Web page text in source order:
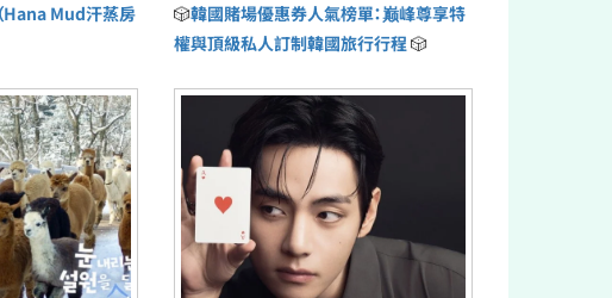
Hana Mud汗蒸房
🎲韓國賭場優惠券人氣榜單：巅峰尊享特
權與頂級私人訂制韓國旅行行程🎲